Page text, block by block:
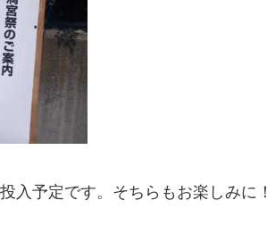
入予定です。そちらもお楽しみに！